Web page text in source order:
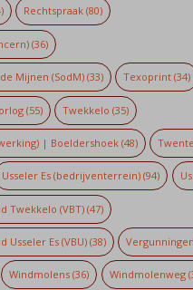
Rechtspraak (80)
(36)
Mijnen (SodM)(33) Texoprint (34)
(55) Twekkelo (35)
| Boeldershoek(48) Twente
Usseler Es (bedrijventerrein) (94)
Twekkelo (VBT)(47)
Usseler Es (VBU)(38) Vergunningen
Windmolens (36) Windmolenweg